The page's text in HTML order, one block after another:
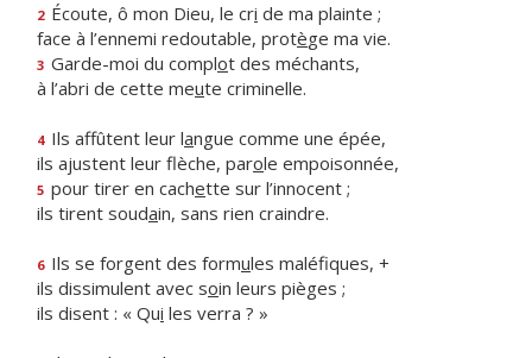
2 Écoute, ô mon Dieu, le cri de ma plainte ;
face à l’ennemi redoutable, protège ma vie.
3 Garde-moi du complot des méchants,
à l’abri de cette meute criminelle.
4 Ils affûtent leur langue comme une épée,
ils ajustent leur flèche, parole empoisonnée,
5 pour tirer en cachette sur l’innocent ;
ils tirent soudain, sans rien craindre.
6 Ils se forgent des formules maléfiques, +
ils dissimulent avec soin leurs pièges ;
ils disent : « Qui les verra ? »